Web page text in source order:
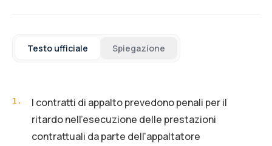
Testo ufficiale Spiegazione
1.
I contratti di appalto prevedono penali per il
ritardo nell'esecuzione delle prestazioni
contrattuali da parte dell'appaltatore